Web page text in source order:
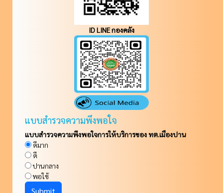
ID LINE กองคลัง
แบบสำรวจความพึงพอใจ
แบบสำรวจความพึงพอใจการให้บริการของ ทต.เมืองปาน
ดีมาก
ดี
ปานกลาง
พอใช้